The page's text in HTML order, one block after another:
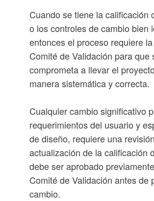
Cuando se tiene la calificación
o los controles de cambio bien
entonces el proceso requiere
Comité de Validación para que
comprometa a llevar el
manera sistemática y correcta.
Cualquier cambio significativo
requerimientos del usuario y
de diseño, requiere una
actualización de la calificación
debe ser aprobado
Comité de Validación antes de
cambio.